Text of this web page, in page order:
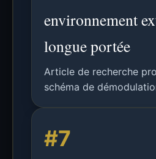
environnement
longue portée
Article de recherche
schéma de
10^-3 à 200m-60kbps
en extérieur.
#7